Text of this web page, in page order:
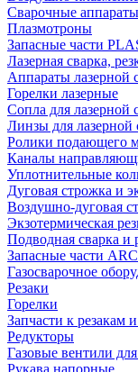
Сварочные
Плазмотроны
Запасные части
Лазерная сварка,
Аппараты лазерной
Горелки лазерные
Сопла для лазерной
Линзы для лазерной
Ролики подающего
Каналы
Уплотнительные
Дуговая строжка и
Воздушно-дуговая
Экзотермическая
Подводная сварка и
Запасные части
Газосварочное
Резаки
Горелки
Запчасти к резакам
Редукторы
Газовые вентили
Рукава напорные